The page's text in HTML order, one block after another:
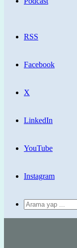
RSS
Facebook
X
LinkedIn
YouTube
Instagram